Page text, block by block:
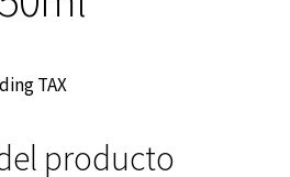
TAX
producto